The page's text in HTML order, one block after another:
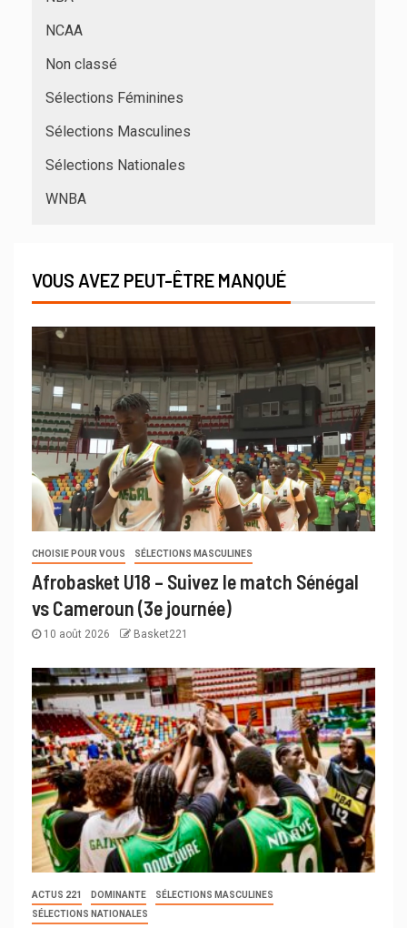
NCAA
Non classé
Sélections Féminines
Sélections Masculines
Sélections Nationales
WNBA
VOUS AVEZ PEUT-ÊTRE MANQUÉ
CHOISIE POUR VOUS SÉLECTIONS MASCULINES
Afrobasket U18 – Suivez le match Sénégal
vs Cameroun (3e journée)
10 août 2026 Basket221
ACTUS 221 DOMINANTE
SÉLECTIONS MASCULINES
SÉLECTIONS NATIONALES